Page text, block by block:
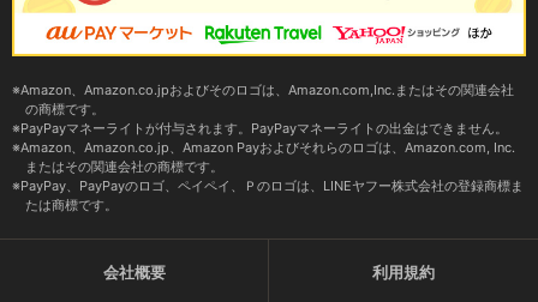
Amazon、Amazon.co.jpおよびそのロゴは、Amazon.com,Inc.またはその関連会社
の商標です。
PayPayマネーライトが付与されます。PayPayマネーライトの出金はできません。
Amazon、Amazon.co.jp、Amazon Payおよびそれらのロゴは、Amazon.com, Inc.
またはその関連会社の商標です。
PayPay、PayPayのロゴ、ペイペイ、Ｐのロゴは、LINEヤフー株式会社の登録商標ま
たは商標です。
会社概要 利用規約